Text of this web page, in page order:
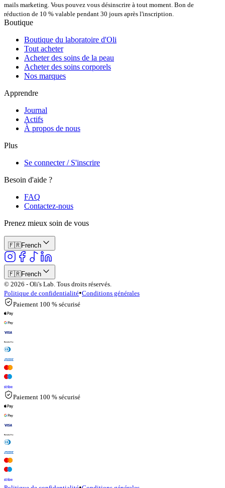
mails marketing. Vous pouvez vous désinscrire à tout moment. Bon de
réduction de 10 % valable pendant 30 jours après l'inscription.
Boutique
Boutique du laboratoire d'Oli
Tout acheter
Acheter des soins de la peau
Acheter des soins corporels
Nos marques
Apprendre
Journal
Actifs
À propos de nous
Plus
Se connecter / S'inscrire
Besoin d'aide ?
FAQ
Contactez-nous
Prenez mieux soin de vous
🇫🇷French
🇫🇷French
© 2026 - Oli's Lab. Tous droits réservés.
Politique de confidentialité•Conditions générales
Paiement 100 % sécurisé
Paiement 100 % sécurisé